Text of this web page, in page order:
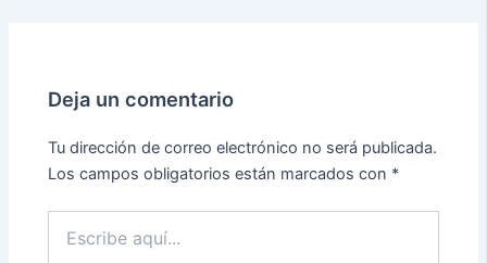
Deja un comentario
Tu dirección de correo electrónico no será publicada.
Los campos obligatorios están marcados con *
aquí...